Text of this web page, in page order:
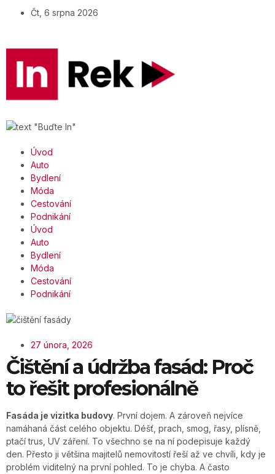
Čt, 6 srpna 2026
Úvod
Auto
Bydlení
Móda
Cestování
Podnikání
Úvod
Auto
Bydlení
Móda
Cestování
Podnikání
27 února, 2026
Čištění a údržba fasád: Proč
to řešit profesionálně
Fasáda je vizitka budovy. První dojem. A zároveň nejvíce
namáhaná část celého objektu. Déšť, prach, smog, řasy, plísně,
ptačí trus, UV záření. To všechno se na ní podepisuje každý
den. Přesto ji většina majitelů nemovitostí řeší až ve chvíli, kdy je
problém viditelný na první pohled. To je chyba. A často